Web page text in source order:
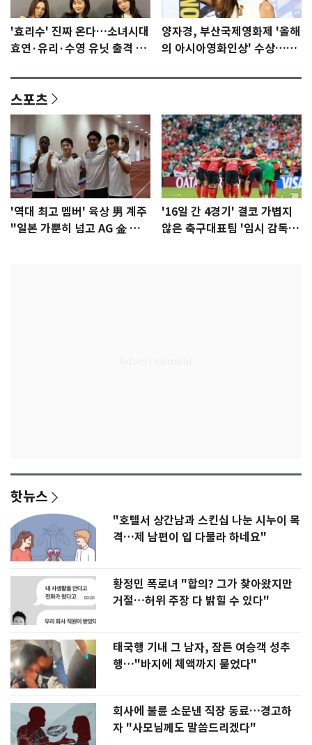
'효리수' 진짜 온다…소녀시대
효연·유리·수영 유닛 출격 [N
양자경, 부산국제영화제 '올해
의 아시아영화인상' 수상…15
스포츠
'역대 최고 멤버' 육상 男 계주
"일본 가뿐히 넘고 AG 金 따겠
'16일 간 4경기' 결코 가볍지
않은 축구대표팀 '임시 감독'
핫뉴스
"호텔서 상간남과 스킨십 나눈 시누이 목
격…제 남편이 입 다물라 하네요"
황정민 폭로녀 "합의? 그가 찾아왔지만
거절…허위 주장 다 밝힐 수 있다"
태국행 기내 그 남자, 잠든 여승객 성추
행…"바지에 체액까지 묻었다"
회사에 불륜 소문낸 직장 동료…경고하
자 "사모님께도 말씀드리겠다"